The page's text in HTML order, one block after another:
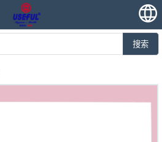
搜索